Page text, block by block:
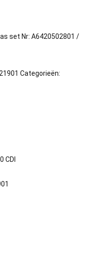
set Nr: A6420502801 /
Categorieën:
CDI